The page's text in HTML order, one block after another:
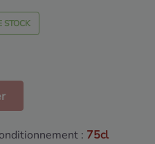
STOCK
: 75cl